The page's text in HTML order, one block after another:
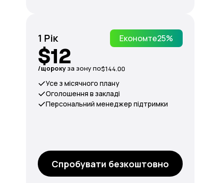
1 Рік Економте25%
$12
/щорокуза зону по$144.00
Усе з місячного плану
Оголошення в закладі
Персональний менеджер підтримки
Спробувати безкоштовно